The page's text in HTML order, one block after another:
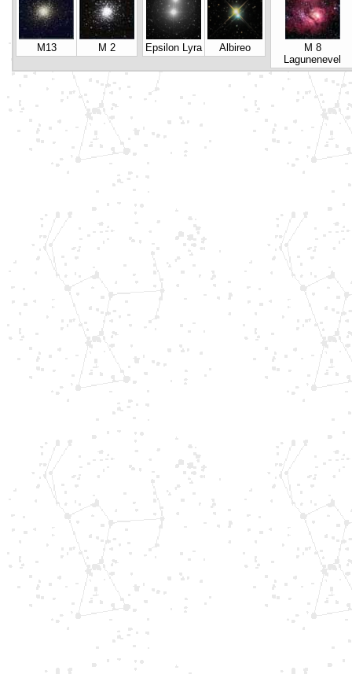
M13 M 2 Epsilon Lyra Albireo
M 8
Lagunenevel